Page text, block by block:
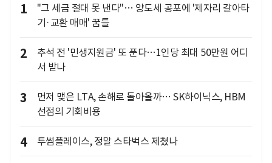
1
"그 세금 절대 못 낸다"… 양도세 공포에 '제자리 갈아타
기·교환 매매' 꿈틀
2
추석 전 '민생지원금' 또 푼다…1인당 최대 50만원 어디
서 받나
3
먼저 맺은 LTA, 손해로 돌아올까… SK하이닉스, HBM
선점의 기회비용
4 투썸플레이스, 정말 스타벅스 제쳤나